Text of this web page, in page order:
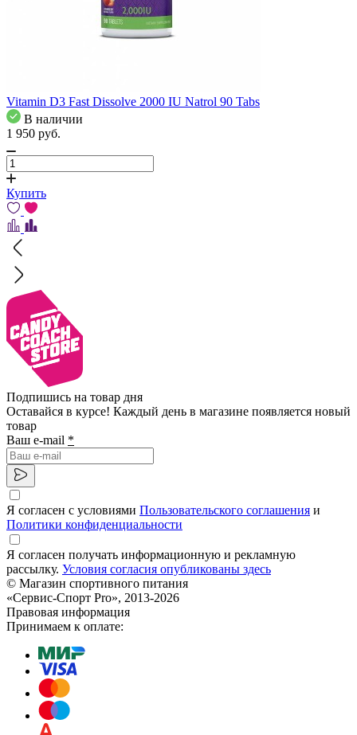
Vitamin D3 Fast Dissolve 2000 IU Natrol 90 Tabs
В наличии
1 950 pуб.
Купить
Подпишись на товар дня
Оставайся в курсе! Каждый день в магазине появляется новый
товар
Ваш e-mail *
Я согласен с условиями Пользовательского соглашения и
Политики конфиденциальности
Я согласен получать информационную и рекламную
рассылку. Условия согласия опубликованы здесь
© Магазин спортивного питания
«Сервис-Спорт Pro», 2013-2026
Правовая информация
Принимаем к оплате: